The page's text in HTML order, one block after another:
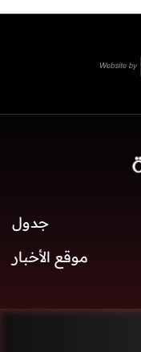
جدول
موقع الأخبار